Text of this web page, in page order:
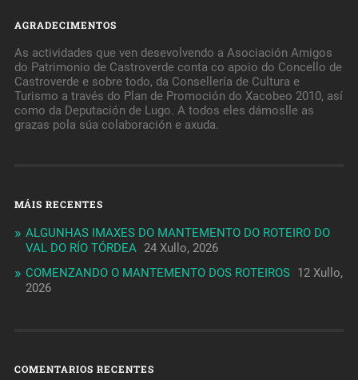
AGRADECIMENTOS
As actividades que ven desevolvendo a Asociación Amigos
do Patrimonio de Castroverde conta co apoio do Concello de
Castroverde e sobre todo, da Consellería de Cultura e
Turismo a través do Plan de Promoción do Xacobeo 2010, así
como da Deputación de Lugo. A todos eles dámoslle as
grazas pola súa colaboración e axuda.
MÁIS RECENTES
ALGUNHAS IMAXES DO MANTEMENTO DO ROTEIRO DO
VAL DO RÍO TÓRDEA 24 Xullo, 2026
COMENZANDO O MANTEMENTO DOS ROTEIROS 12 Xullo,
2026
COMENTARIOS RECENTES